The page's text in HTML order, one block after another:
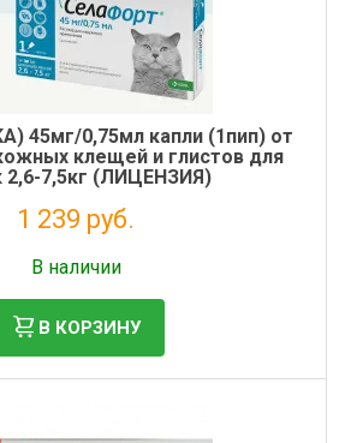
45мг/0,75мл капли (1пип) от
клещей и глистов для
2,6-7,5кг (ЛИЦЕНЗИЯ)
1 239 руб.
В наличии
В КОРЗИНУ